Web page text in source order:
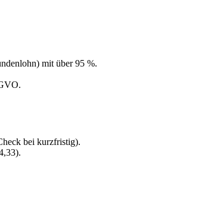
mit über 95 %.
bei kurzfristig).